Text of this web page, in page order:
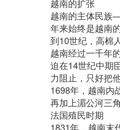
越南的扩张
越南的主体民族
年来始终是越南
到10世纪，高棉
越南经过一千年
迫在14世纪中期
力阻止，只好把
1698年，越南内
再加上湄公河三
法国殖民时期
1831年，越南末